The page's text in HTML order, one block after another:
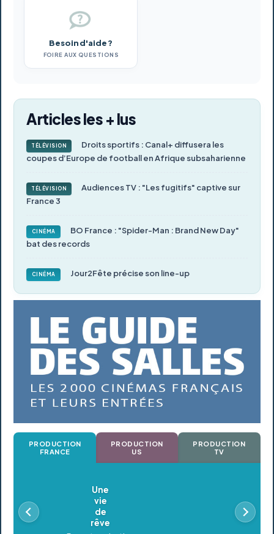
Besoin d'aide ?
FOIRE AUX QUESTIONS
Articles les + lus
TÉLÉVISION
Droits sportifs : Canal+ diffusera les
coupes d’Europe de football en Afrique subsaharienne
TÉLÉVISION
Audiences TV : "Les fugitifs" captive sur
France 3
CINÉMA
BO France : "Spider-Man : Brand New Day"
bat des records
CINÉMA Jour2Fête précise son line-up
PRODUCTION
FRANCE
PRODUCTION
US
PRODUCTION
TV
Oldeupe
En postproduction